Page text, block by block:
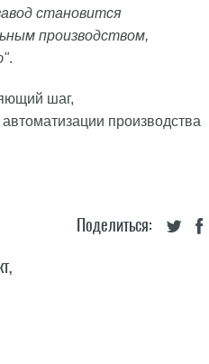
становится
производством,
.
шаг,
производства
Поделиться:
,